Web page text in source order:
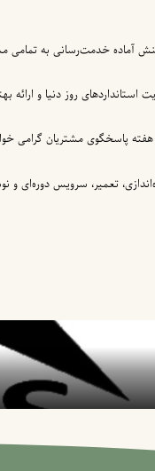
آماده خدمت‌رسانی به تمامی
روز دنیا و ارائه
هفته پاسخگوی مشتریان گرامی
تعمیر، سرویس دوره‌ای و